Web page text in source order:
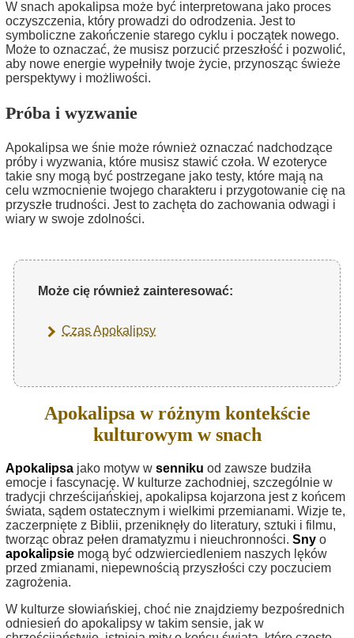
W snach apokalipsa może być interpretowana jako proces
oczyszczenia, który prowadzi do odrodzenia. Jest to
symboliczne zakończenie starego cyklu i początek nowego.
Może to oznaczać, że musisz porzucić przeszłość i pozwolić,
aby nowe energie wypełniły twoje życie, przynosząc świeże
perspektywy i możliwości.
Próba i wyzwanie
Apokalipsa we śnie może również oznaczać nadchodzące
próby i wyzwania, które musisz stawić czoła. W ezoteryce
takie sny mogą być postrzegane jako testy, które mają na
celu wzmocnienie twojego charakteru i przygotowanie cię na
przyszłe trudności. Jest to zachęta do zachowania odwagi i
wiary w swoje zdolności.
Może cię również zainteresować:
Czas Apokalipsy
Apokalipsa w różnym kontekście
kulturowym w snach
Apokalipsa jako motyw w senniku od zawsze budziła
emocje i fascynację. W kulturze zachodniej, szczególnie w
tradycji chrześcijańskiej, apokalipsa kojarzona jest z końcem
świata, sądem ostatecznym i wielkimi przemianami. Wizje te,
zaczerpnięte z Biblii, przeniknęły do literatury, sztuki i filmu,
tworząc obraz pełen dramatyzmu i nieuchronności. Sny o
apokalipsie mogą być odzwierciedleniem naszych lęków
przed zmianami, niepewnością przyszłości czy poczuciem
zagrożenia.
W kulturze słowiańskiej, choć nie znajdziemy bezpośrednich
odniesień do apokalipsy w takim sensie, jak w